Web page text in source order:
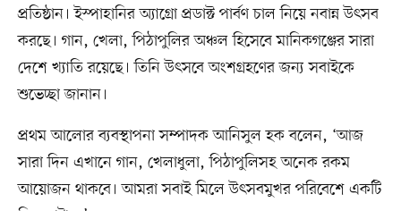
প্রতিষ্ঠান। ইস্পাহানির অ্যাগ্রো প্রডাক্ট পার্বণ চাল নিয়ে নবান্ন উৎসব
করছে। গান, খেলা, পিঠাপুলির অঞ্চল হিসেবে মানিকগঞ্জের সারা
দেশে খ্যাতি রয়েছে। তিনি উৎসবে অংশগ্রহণের জন্য সবাইকে
শুভেচ্ছা জানান।
প্রথম আলোর ব্যবস্থাপনা সম্পাদক আনিসুল হক বলেন, ‘আজ
সারা দিন এখানে গান, খেলাধুলা, পিঠাপুলিসহ অনেক রকম
আয়োজন থাকবে। আমরা সবাই মিলে উৎসবমুখর পরিবেশে একটি